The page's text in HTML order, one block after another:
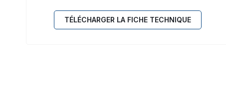
TÉLÉCHARGER LA FICHE TECHNIQUE